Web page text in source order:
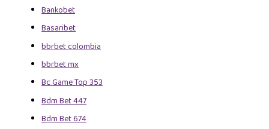
Bankobet
Basaribet
bbrbet colombia
bbrbet mx
Bc Game Top 353
Bdm Bet 447
Bdm Bet 674